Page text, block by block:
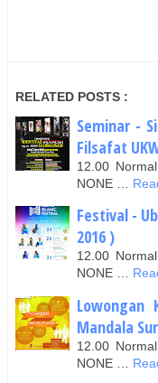
RELATED POSTS :
Seminar -
Filsafat
12.00
NONE …
Festival -
2016 )
12.00
NONE …
Lowongan
Mandala
12.00
NONE …